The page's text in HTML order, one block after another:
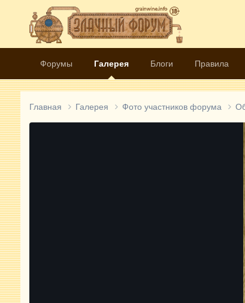
Форумы Галерея Блоги Правила
Главная Галерея Фото участников форума